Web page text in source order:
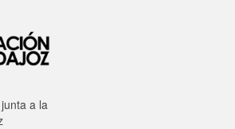
a la